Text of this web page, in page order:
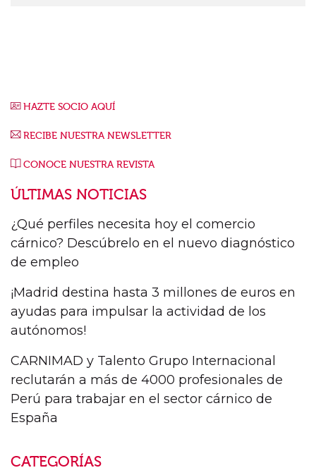
HAZTE SOCIO AQUÍ
RECIBE NUESTRA NEWSLETTER
CONOCE NUESTRA REVISTA
ÚLTIMAS NOTICIAS
¿Qué perfiles necesita hoy el comercio
cárnico? Descúbrelo en el nuevo diagnóstico
de empleo
¡Madrid destina hasta 3 millones de euros en
ayudas para impulsar la actividad de los
autónomos!
CARNIMAD y Talento Grupo Internacional
reclutarán a más de 4000 profesionales de
Perú para trabajar en el sector cárnico de
España
CATEGORÍAS